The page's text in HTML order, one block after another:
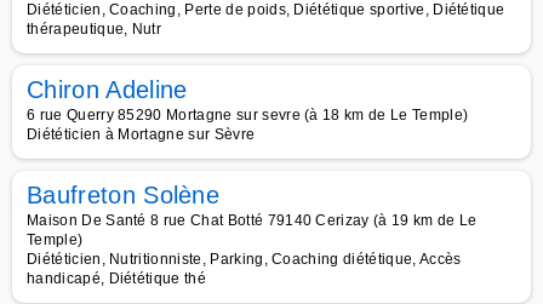
Diététicien, Coaching, Perte de poids, Diététique sportive, Diététique
thérapeutique, Nutr
Chiron Adeline
6 rue Querry 85290 Mortagne sur sevre (à 18 km de Le Temple)
Diététicien à Mortagne sur Sèvre
Baufreton Solène
Maison De Santé 8 rue Chat Botté 79140 Cerizay (à 19 km de Le
Temple)
Diététicien, Nutritionniste, Parking, Coaching diététique, Accès
handicapé, Diététique thé